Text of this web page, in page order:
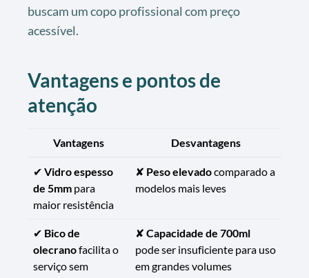
buscam um copo profissional com preço
acessível.
Vantagens e pontos de
atenção
Vantagens Desvantagens
✔ Vidro espesso
de 5mm para
maior resistência
✘ Peso elevadocomparado a
modelos mais leves
✔ Bico de
olecranofacilita o
serviço sem
✘ Capacidade de 700ml
pode ser insuficiente para uso
em grandes volumes